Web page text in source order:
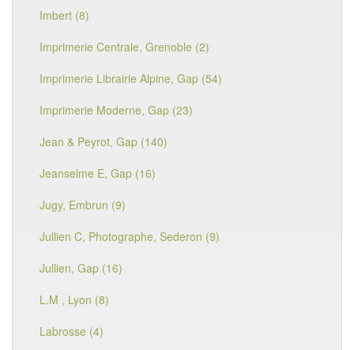
Imbert (8)
Imprimerie Centrale, Grenoble (2)
Imprimerie Librairie Alpine, Gap (54)
Imprimerie Moderne, Gap (23)
Jean & Peyrot, Gap (140)
Jeanselme E, Gap (16)
Jugy, Embrun (9)
Jullien C, Photographe, Sederon (9)
Jullien, Gap (16)
L.M , Lyon (8)
Labrosse (4)